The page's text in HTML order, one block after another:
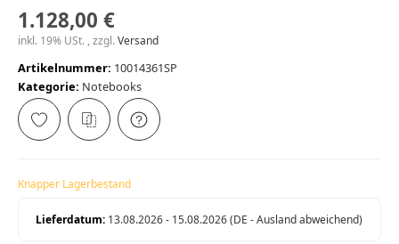
1.128,00 €
inkl. 19% USt. , zzgl.Versand
Artikelnummer: 10014361SP
Kategorie: Notebooks
Knapper Lagerbestand
Lieferdatum: 13.08.2026 - 15.08.2026(DE - Ausland abweichend)